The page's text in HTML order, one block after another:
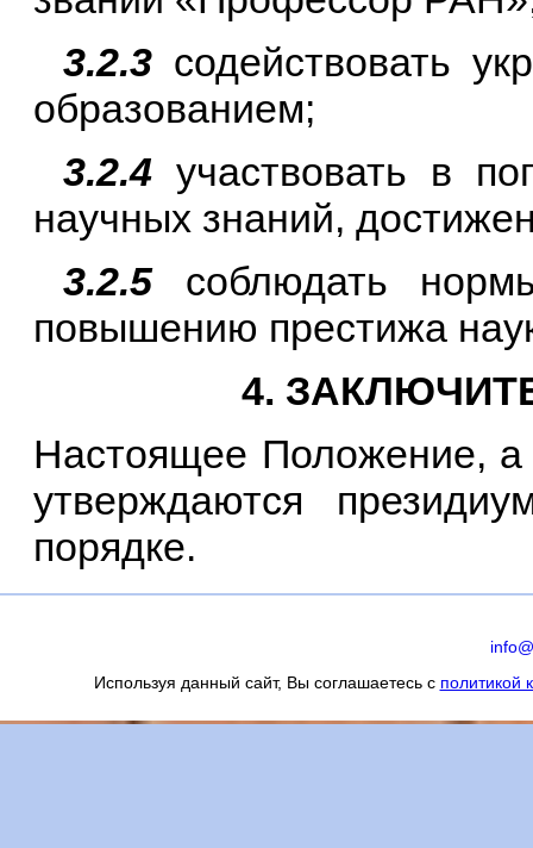
3.2.3 содействовать
образованием;
3.2.4 участвовать в
научных знаний,
3.2.5соблюдать нормы
повышению престижа
4.
Настоящее Положение, а
утверждаются
порядке.
Используя данный сайт, Вы соглашаетесь с политикой